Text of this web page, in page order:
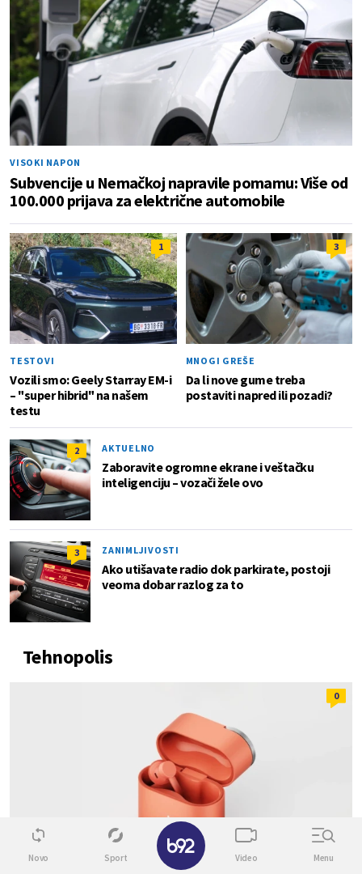
VISOKI NAPON
Subvencije u Nemačkoj napravile pomamu: Više od
100.000 prijava za električne automobile
1
TESTOVI
Vozili smo: Geely Starray EM-i
– "super hibrid" na našem
testu
3
MNOGI GREŠE
Da li nove gume treba
postaviti napred ili pozadi?
2 AKTUELNO
Zaboravite ogromne ekrane i veštačku
inteligenciju – vozači žele ovo
3 ZANIMLJIVOSTI
Ako utišavate radio dok parkirate, postoji
veoma dobar razlog za to
Tehnopolis
0
Novo Sport Video Menu
✕